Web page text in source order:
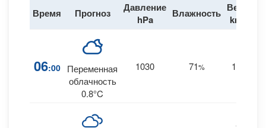
Время Прогноз
Давление
hPa
Влажность Ветер
km/h
06:00
Переменная
облачность
0.8°C
1030 71% 10